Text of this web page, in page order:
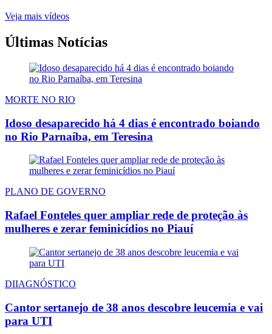
Veja mais vídeos
Últimas Notícias
MORTE NO RIO
Idoso desaparecido há 4 dias é encontrado boiando
no Rio Parnaíba, em Teresina
PLANO DE GOVERNO
Rafael Fonteles quer ampliar rede de proteção às
mulheres e zerar feminicídios no Piauí
DIIAGNÓSTICO
Cantor sertanejo de 38 anos descobre leucemia e vai
para UTI